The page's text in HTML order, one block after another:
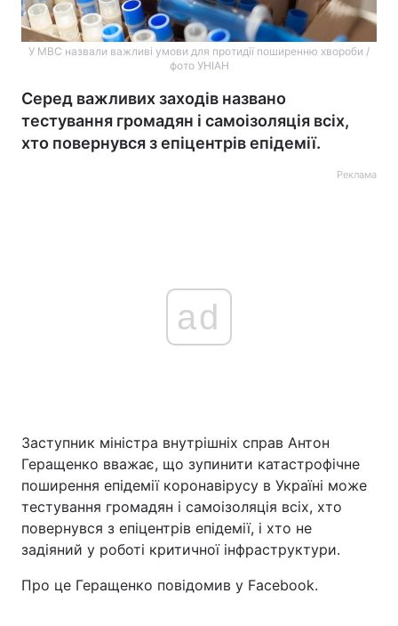
У МВС назвали важливі умови для протидії поширенню хвороби /
фото УНІАН
Серед важливих заходів названо
тестування громадян і самоізоляція всіх,
хто повернувся з епіцентрів епідемії.
Реклама
ad
Заступник міністра внутрішніх справ Антон
Геращенко вважає, що зупинити катастрофічне
поширення епідемії коронавірусу в Україні може
тестування громадян і самоізоляція всіх, хто
повернувся з епіцентрів епідемії, і хто не
задіяний у роботі критичної інфраструктури.
Про це Геращенко повідомив у Facebook.